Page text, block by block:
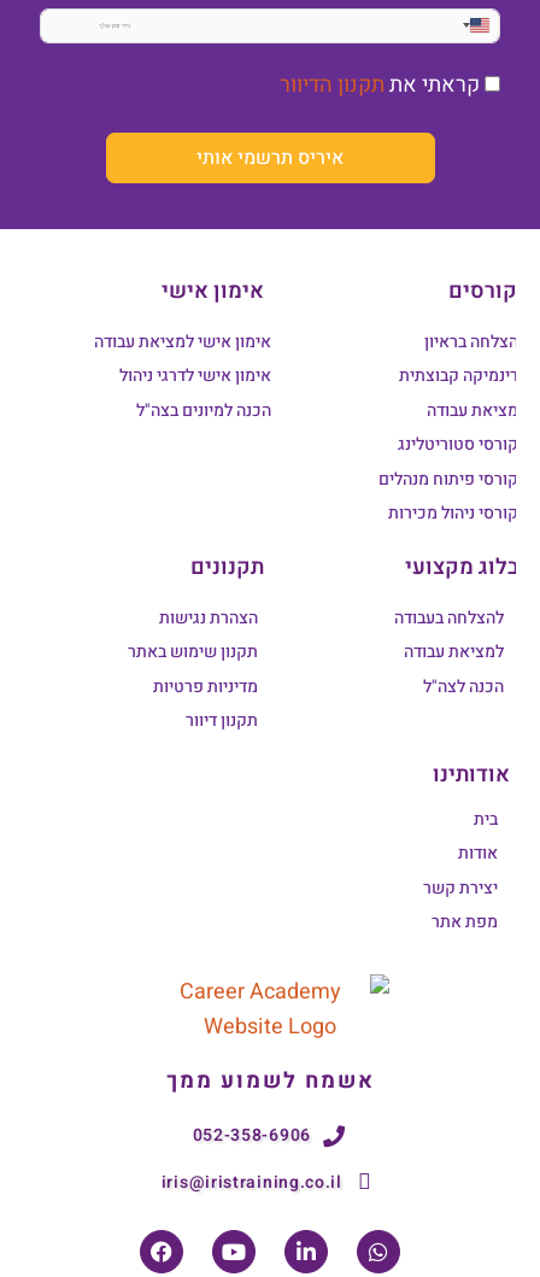
United
States
+1
קראתי אתתקנון הדיוור
איריס תרשמי אותי
קורסים
הצלחה בראיון
דינמיקה קבוצתית
מציאת עבודה
קורסי סטוריטלינג
קורסי פיתוח מנהלים
קורסי ניהול מכירות
אימון אישי
אימון אישי למציאת עבודה
אימון אישי לדרגי ניהול
הכנה למיונים בצה"ל
בלוג מקצועי
להצלחה בעבודה
למציאת עבודה
הכנה לצה"ל
תקנונים
הצהרת נגישות
תקנון שימוש באתר
מדיניות פרטיות
תקנון דיוור
אודותינו
בית
אודות
יצירת קשר
מפת אתר
אשמח לשמוע ממך
052-358-6906
iris@iristraining.co.il
W
h
L
i
Y
o
F
a